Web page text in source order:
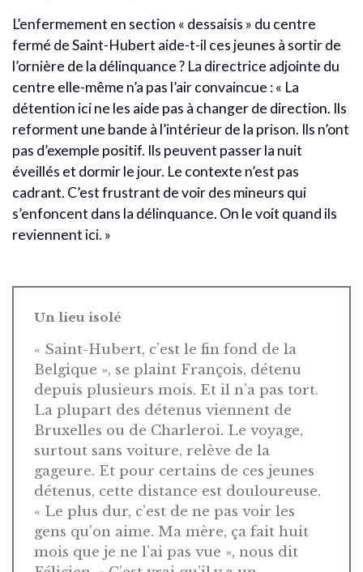
L’enfermement en section « dessaisis » du centre
fermé de Saint-Hubert aide-t-il ces jeunes à sortir de
l’ornière de la délinquance ? La directrice adjointe du
centre elle-même n’a pas l’air convaincue : « La
détention ici ne les aide pas à changer de direction. Ils
reforment une bande à l’intérieur de la prison. Ils n’ont
pas d’exemple positif. Ils peuvent passer la nuit
éveillés et dormir le jour. Le contexte n’est pas
cadrant. C’est frustrant de voir des mineurs qui
s’enfoncent dans la délinquance. On le voit quand ils
reviennent ici. »
Un lieu isolé
« Saint-Hubert, c’est le fin fond de la
Belgique », se plaint François, détenu
depuis plusieurs mois. Et il n’a pas tort.
La plupart des détenus viennent de
Bruxelles ou de Charleroi. Le voyage,
surtout sans voiture, relève de la
gageure. Et pour certains de ces jeunes
détenus, cette distance est douloureuse.
« Le plus dur, c’est de ne pas voir les
gens qu’on aime. Ma mère, ça fait huit
mois que je ne l’ai pas vue », nous dit